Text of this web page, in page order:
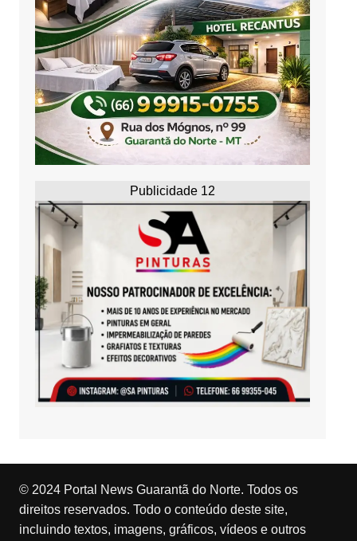
Publicidade 12
© 2024 Portal News Guarantã do Norte. Todos os
direitos reservados. Todo o conteúdo deste site,
incluindo textos, imagens, gráficos, vídeos e outros